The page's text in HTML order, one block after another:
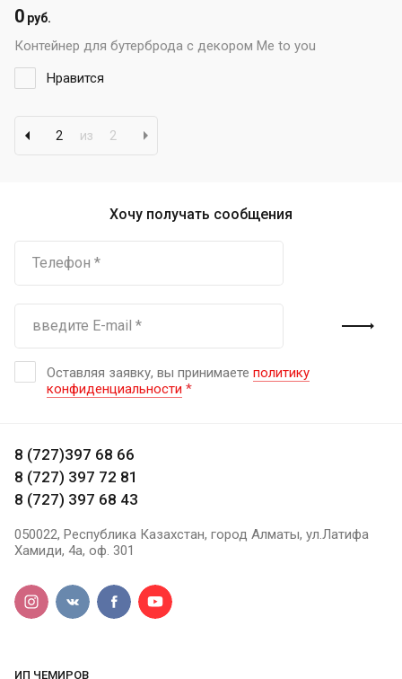
Контейнер для бутерброда с декором Me to you
0 руб.
Нравится
2 из 2
Хочу получать сообщения
Оставляя заявку, вы принимаете политику
конфиденциальности *
8 (727)397 68 66
8 (727) 397 72 81
8 (727) 397 68 43
050022, Республика Казахстан, город Алматы, ул.Латифа
Хамиди, 4а, оф. 301
ИП ЧЕМИРОВ